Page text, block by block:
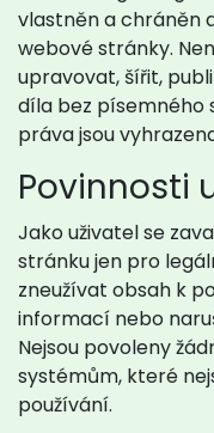
vlastněn a chráněn
webové stránky.
upravovat, šířit,
díla bez písemného
práva jsou
Povinnosti
Jako uživatel se
stránku jen pro
zneužívat obsah k
informací nebo
Nejsou povoleny
systémům, které
používání.